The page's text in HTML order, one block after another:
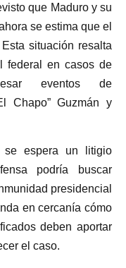
que Maduro y su
se estima que el
situación resalta
federal en casos de
eventos de
Chapo” Guzmán y
se espera un litigio
podría buscar
presidencial
en cercanía cómo
deben aportar
el caso.